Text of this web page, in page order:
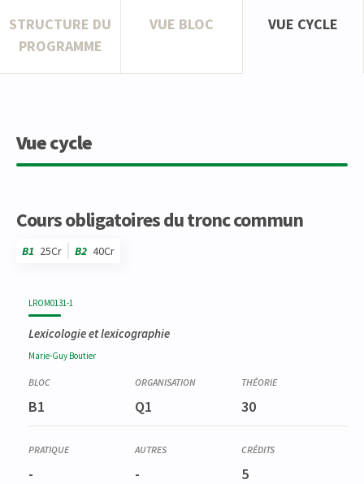
STRUCTURE DU
PROGRAMME
VUE BLOC VUE CYCLE
Vue cycle
Cours obligatoires du tronc commun
B1 25Cr B2 40Cr
LROM0131-1
Lexicologie et lexicographie
Marie-Guy Boutier
B1 Q1 30
- - 5